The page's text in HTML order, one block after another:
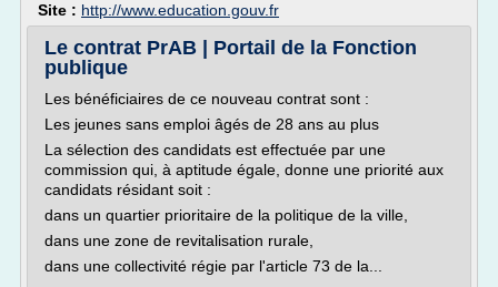
Site : http://www.education.gouv.fr
Le contrat PrAB | Portail de la Fonction
publique
Les bénéficiaires de ce nouveau contrat sont :
Les jeunes sans emploi âgés de 28 ans au plus
La sélection des candidats est effectuée par une
commission qui, à aptitude égale, donne une priorité aux
candidats résidant soit :
dans un quartier prioritaire de la politique de la ville,
dans une zone de revitalisation rurale,
dans une collectivité régie par l'article 73 de la...